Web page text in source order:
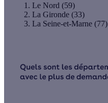
Le Nord (59)
La Gironde (33)
La Seine-et-Marne (77)